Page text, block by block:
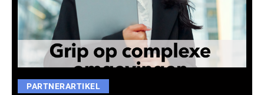
PARTNERARTIKEL